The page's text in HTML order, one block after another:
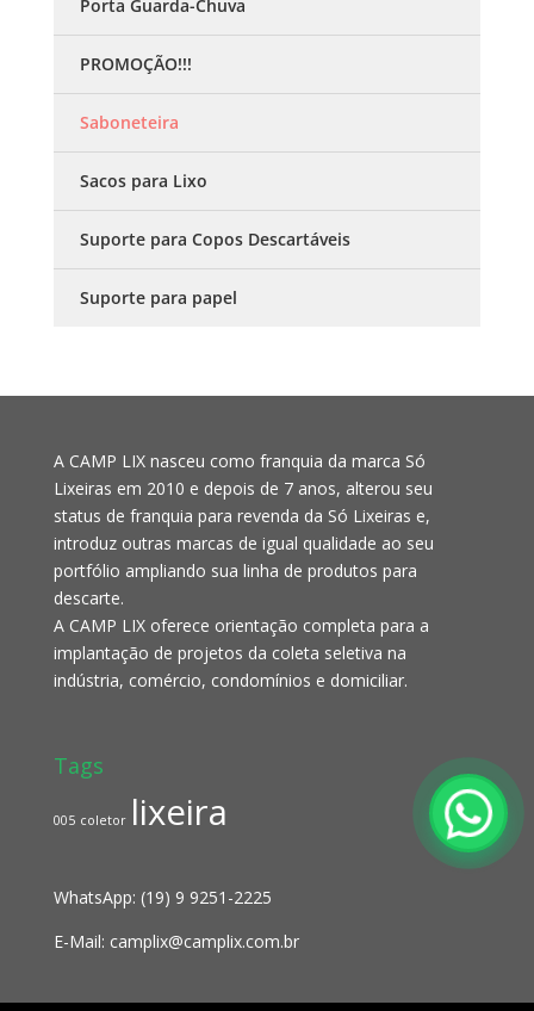
Porta Guarda-Chuva
PROMOÇÃO!!!
Saboneteira
Sacos para Lixo
Suporte para Copos Descartáveis
Suporte para papel
A CAMP LIX nasceu como franquia da marca Só
Lixeiras em 2010 e depois de 7 anos, alterou seu
status de franquia para revenda da Só Lixeiras e,
introduz outras marcas de igual qualidade ao seu
portfólio ampliando sua linha de produtos para
descarte.
A CAMP LIX oferece orientação completa para a
implantação de projetos da coleta seletiva na
indústria, comércio, condomínios e domiciliar.
Tags
005 coletor lixeira
WhatsApp: (19) 9 9251-2225
E-Mail: camplix@camplix.com.br